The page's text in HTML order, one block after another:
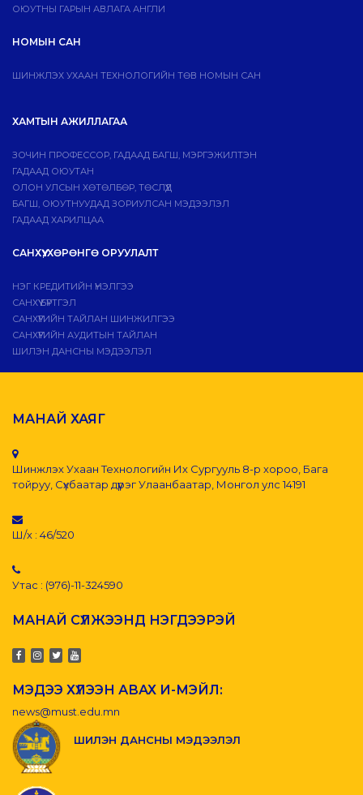
ОЮУТНЫ ГАРЫН АВЛАГА АНГЛИ
НОМЫН САН
ШИНЖЛЭХ УХААН ТЕХНОЛОГИЙН ТӨВ НОМЫН САН
ХАМТЫН АЖИЛЛАГАА
ЗОЧИН ПРОФЕССОР, ГАДААД БАГШ, МЭРГЭЖИЛТЭН
ГАДААД ОЮУТАН
ОЛОН УЛСЫН ХӨТӨЛБӨР, ТӨСЛҮҮД
БАГШ, ОЮУТНУУДАД ЗОРИУЛСАН МЭДЭЭЛЭЛ
ГАДААД ХАРИЛЦАА
САНХҮҮ, ХӨРӨНГӨ ОРУУЛАЛТ
НЭГ КРЕДИТИЙН ҮНЭЛГЭЭ
САНХҮҮ БҮРТГЭЛ
САНХҮҮГИЙН ТАЙЛАН ШИНЖИЛГЭЭ
САНХҮҮГИЙН АУДИТЫН ТАЙЛАН
ШИЛЭН ДАНСНЫ МЭДЭЭЛЭЛ
МАНАЙ ХАЯГ
Шинжлэх Ухаан Технологийн Их Сургууль 8-р хороо, Бага
тойруу, Сүхбаатар дүүрэг Улаанбаатар, Монгол улс 14191
Ш/х : 46/520
Утас : (976)-11-324590
МАНАЙ СҮЛЖЭЭНД НЭГДЭЭРЭЙ
МЭДЭЭ ХҮЛЭЭН АВАХ И-МЭЙЛ:
news@must.edu.mn
ШИЛЭН ДАНСНЫ МЭДЭЭЛЭЛ